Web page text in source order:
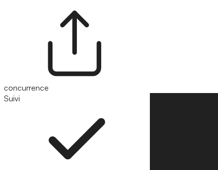
concurrence
Suivi